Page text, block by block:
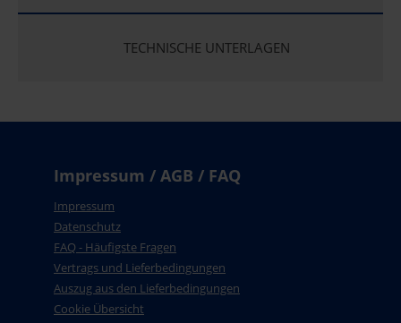
TECHNISCHE UNTERLAGEN
Impressum / AGB / FAQ
Impressum
Datenschutz
FAQ - Häufigste Fragen
Vertrags und Lieferbedingungen
Auszug aus den Lieferbedingungen
Cookie Übersicht